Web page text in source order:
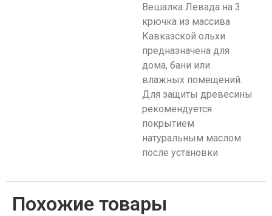
Вешалка Левада на 3
крючка из массива
Кавказской ольхи
предназначена для
дома, бани или
влажных помещений.
Для защиты древесины
рекомендуется
покрытием
натуральным маслом
после установки
Похожие товары